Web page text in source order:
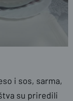
i sos, sarma,
su priredili